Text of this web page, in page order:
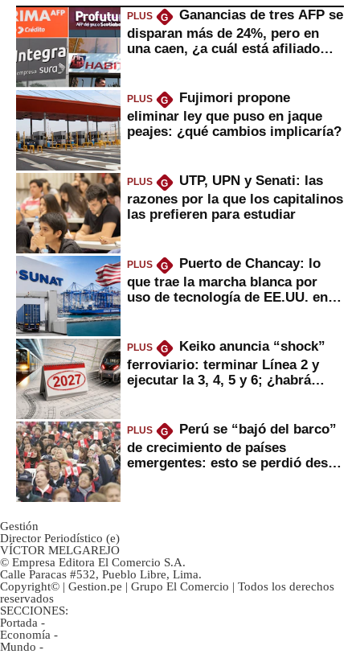
PLUS G
Ganancias de tres AFP se
disparan más de 24%, pero en
una caen, ¿a cuál está afiliado
PLUS G
Fujimori propone
eliminar ley que puso en jaque
peajes: ¿qué cambios implicaría?
PLUS G
UTP, UPN y Senati: las
razones por la que los capitalinos
las prefieren para estudiar
PLUS G
Puerto de Chancay: lo
que trae la marcha blanca por
uso de tecnología de EE.UU. en
PLUS G
Keiko anuncia “shock”
ferroviario: terminar Línea 2 y
ejecutar la 3, 4, 5 y 6; ¿habrá
PLUS G
Perú se “bajó del barco”
de crecimiento de países
emergentes: esto se perdió desde
Gestión
Director Periodístico (e)
VÍCTOR MELGAREJO
© Empresa Editora El Comercio S.A.
Calle Paracas #532, Pueblo Libre, Lima.
Copyright© | Gestion.pe | Grupo El Comercio | Todos los derechos
reservados
SECCIONES:
Portada -
Economía -
Mundo -